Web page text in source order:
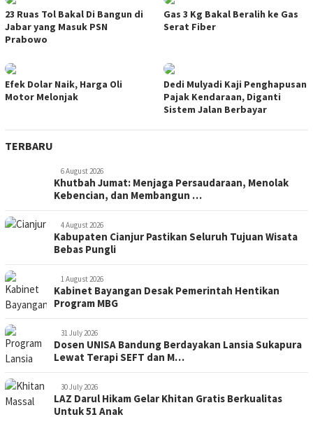
23 Ruas Tol Bakal Di Bangun di
Jabar yang Masuk PSN
Prabowo
Gas 3 Kg Bakal Beralih ke Gas
Serat Fiber
Efek Dolar Naik, Harga Oli
Motor Melonjak
Dedi Mulyadi Kaji Penghapusan
Pajak Kendaraan, Diganti
Sistem Jalan Berbayar
TERBARU
6 August 2026
Khutbah Jumat: Menjaga Persaudaraan, Menolak
Kebencian, dan Membangun …
4 August 2026
Kabupaten Cianjur Pastikan Seluruh Tujuan Wisata
Bebas Pungli
1 August 2026
Kabinet Bayangan Desak Pemerintah Hentikan
Program MBG
31 July 2026
Dosen UNISA Bandung Berdayakan Lansia Sukapura
Lewat Terapi SEFT dan M…
30 July 2026
LAZ Darul Hikam Gelar Khitan Gratis Berkualitas
Untuk 51 Anak